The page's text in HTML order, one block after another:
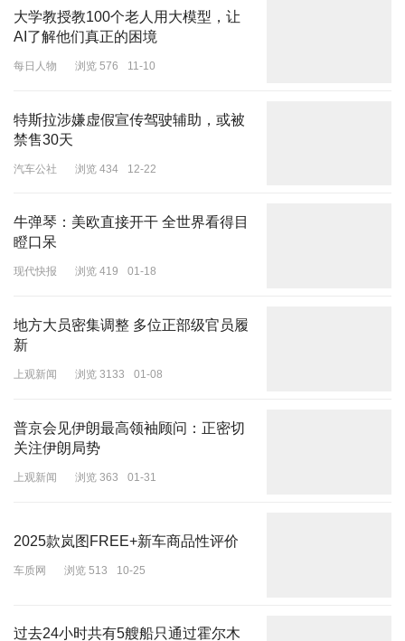
用户喜爱。
岚图汽车6月交付汽车5507辆，同比增长83%。1—6累计销量30376
辆，同比增长102%，距离其年初定下的10万辆目标达成了30%，是
车CEO卢放表示。
责任编辑：李延安 主编：于建平
大学教授教100个老人用大模型，让
AI了解他们真正的困境
每日人物 浏览 576 11-10
特斯拉涉嫌虚假宣传驾驶辅助，或被
禁售30天
汽车公社 浏览 434 12-22
牛弹琴：美欧直接开干 全世界看得目
瞪口呆
现代快报 浏览 419 01-18
地方大员密集调整 多位正部级官员履
新
上观新闻 浏览 3133 01-08
普京会见伊朗最高领袖顾问：正密切
关注伊朗局势
上观新闻 浏览 363 01-31
2025款岚图FREE+新车商品性评价
车质网 浏览 513 10-25